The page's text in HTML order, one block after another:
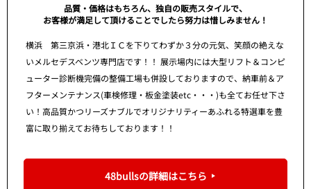
品質・価格はもちろん、独自の販売スタイルで、
お客様が満足して頂けることでしたら努力は惜しみません！
横浜 第三京浜・港北ＩＣを下りてわずか３分の元気、笑顔の絶えな
いメルセデスベンツ専門店です！！ 展示場内には大型リフト＆コンピ
ューター診断機完備の整備工場も併設しておりますので、納車前＆ア
フターメンテナンス(車検修理・板金塗装etc・・・)も全てお任せ下さ
い！高品質かつリーズナブルでオリジナリティーあふれる特選車を豊
富に取り揃えてお待ちしております！！
48bullsの詳細はこちら